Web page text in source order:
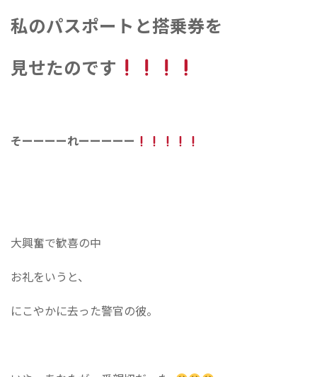
私のパスポートと搭乗券を
見せたのです
そーーーーれーーーーー
大興奮で歓喜の中
お礼をいうと、
にこやかに去った警官の彼。